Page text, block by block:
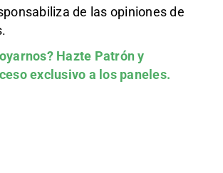
de las opiniones de
Hazte Patróny
exclusivo a los paneles.